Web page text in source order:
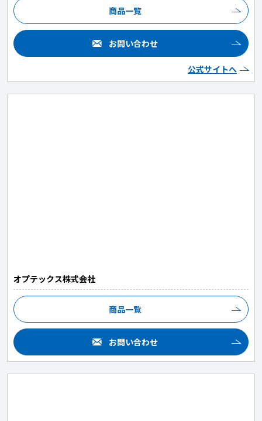
商品一覧
お問い合わせ
公式サイトへ
オプテックス株式会社
商品一覧
お問い合わせ